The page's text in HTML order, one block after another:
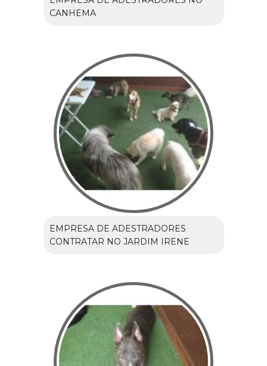
CANHEMA
EMPRESA DE ADESTRADORES
CONTRATAR NO JARDIM IRENE